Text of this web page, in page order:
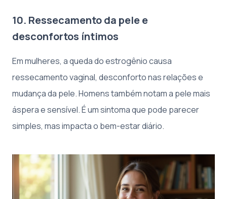
10. Ressecamento da pele e
desconfortos íntimos
Em mulheres, a queda do estrogênio causa
ressecamento vaginal, desconforto nas relações e
mudança da pele. Homens também notam a pele mais
áspera e sensível. É um sintoma que pode parecer
simples, mas impacta o bem-estar diário.